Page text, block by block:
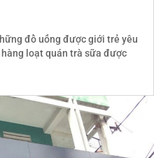
đồ uống được giới trẻ yêu
loạt quán trà sữa được